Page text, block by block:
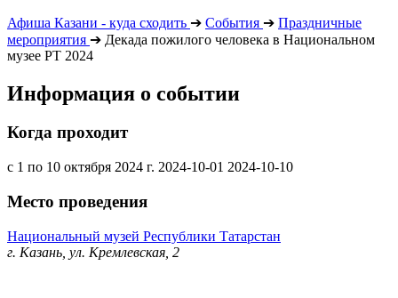
Афиша Казани - куда сходить ➔ События ➔ Праздничные
мероприятия ➔ Декада пожилого человека в Национальном
музее РТ 2024
Информация о событии
Когда проходит
с 1 по 10 октября 2024 г. 2024-10-01 2024-10-10
Место проведения
Национальный музей Республики Татарстан
г. Казань, ул. Кремлевская, 2